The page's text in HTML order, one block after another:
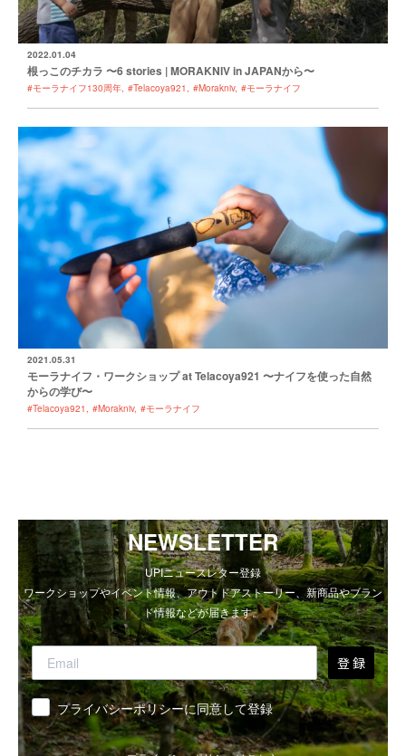
2022.01.04
根っこのチカラ 〜6 stories | MORAKNIV in JAPANから〜
#モーラナイフ130周年 #Telacoya921 #Morakniv #モーラナイフ
2021.05.31
モーラナイフ・ワークショップ at Telacoya921 〜ナイフを使った自然
からの学び〜
#Telacoya921 #Morakniv #モーラナイフ
NEWSLETTER
UPIニュースレター登録
ワークショップやイベント情報、アウトドアストーリー、新商品やブラン
ド情報などが届きます。
登 録
同意 プライバシーポリシーに同意して登録